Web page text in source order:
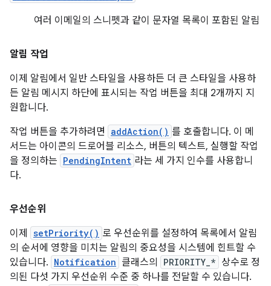
여러 이메일의 스니펫과 같이 문자열 목록이 포함된 알림
알림 작업
이제 알림에서 일반 스타일을 사용하든 더 큰 스타일을 사용하
든 알림 메시지 하단에 표시되는 작업 버튼을 최대 2개까지 지
원합니다.
작업 버튼을 추가하려면
addAction() 를 호출합니다. 이 메
서드는 아이콘의 드로어블 리소스, 버튼의 텍스트, 실행할 작업
을 정의하는 PendingIntent 라는 세 가지 인수를 사용합니
다.
우선순위
이제
setPriority() 로 우선순위를 설정하여 목록에서 알림
의 순서에 영향을 미치는 알림의 중요성을 시스템에 힌트할 수
있습니다. Notification 클래스의 PRIORITY_* 상수로 정
의된 다섯 가지 우선순위 수준 중 하나를 전달할 수 있습니다.